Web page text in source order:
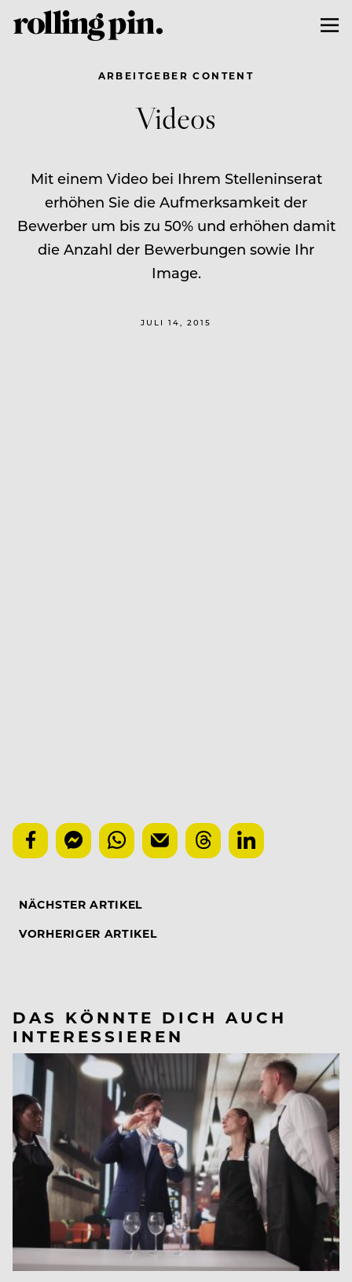
ARBEITGEBER CONTENT
Videos
Mit einem Video bei Ihrem Stelleninserat
erhöhen Sie die Aufmerksamkeit der
Bewerber um bis zu 50% und erhöhen damit
die Anzahl der Bewerbungen sowie Ihr
Image.
JULI 14, 2015
NÄCHSTER ARTIKEL
VORHERIGER ARTIKEL
DAS KÖNNTE DICH AUCH
INTERESSIEREN